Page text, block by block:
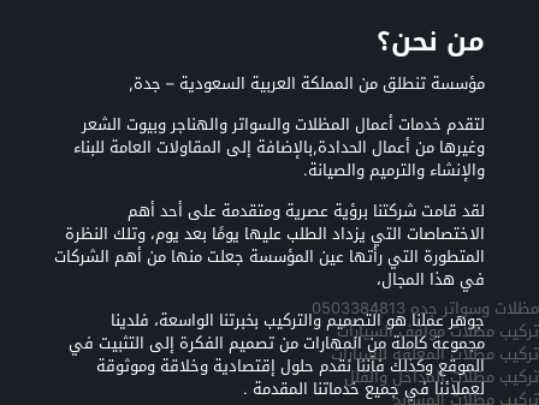
من نحن؟
مؤسسة تنطلق من المملكة العربية السعودية – جدة,
لتقدم خدمات أعمال المظلات والسواتر والهناجر وبيوت الشعر
وغيرها من أعمال الحدادة,بالإضافة إلى المقاولات العامة للبناء
والإنشاء والترميم والصيانة.
لقد قامت شركتنا برؤية عصرية ومتقدمة على أحد أهم
الاختصاصات التي يزداد الطلب عليها يومًا بعد يوم، وتلك النظرة
المتطورة التي رأتها عين المؤسسة جعلت منها من أهم الشركات
في هذا المجال،
جوهر عملنا هو التصميم والتركيب بخبرتنا الواسعة، فلدينا
مجموعة كاملة من المهارات من تصميم الفكرة إلى التثبيت في
الموقع وكذلك فأننا نقدم حلول إقتصادية وخلاقة وموثوقة
لعملائنا في جميع خدماتنا المقدمة .
مظلات وسواتر جده 0503384813
تركيب مظلات مواقف السيارات
تركيب مظلات المعلقه للسيارات
تركيب مظلات المداخل والفلل